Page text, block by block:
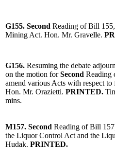
G155. Second Reading of Bill
Mining Act. Hon. Mr. Gravelle.
G156. Resuming the debate
on the motion forSecond Reading
amend various Acts with respect to
Hon. Mr. Orazietti. PRINTED.
mins.
M157. Second Reading of Bill
the Liquor Control Act and the
Hudak. PRINTED.